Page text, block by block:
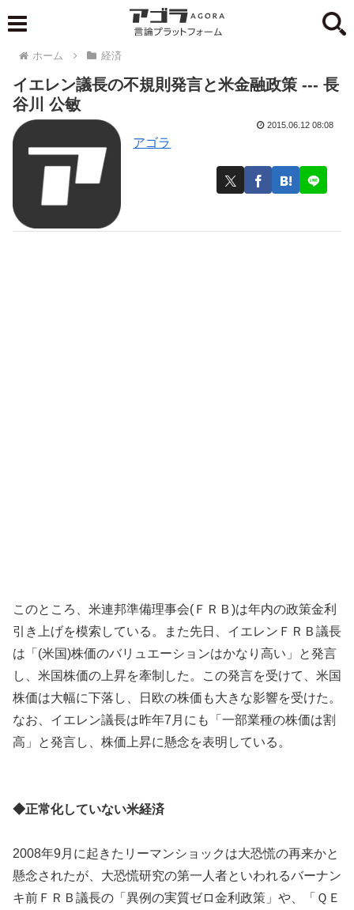
ホーム 経済
イエレン議長の不規則発言と米金融政策 --- 長
谷川 公敏
アゴラ
2015.06.12 08:08
このところ、米連邦準備理事会(ＦＲＢ)は年内の政策金利
引き上げを模索している。また先日、イエレンＦＲＢ議長
は「(米国)株価のバリュエーションはかなり高い」と発言
し、米国株価の上昇を牽制した。この発言を受けて、米国
株価は大幅に下落し、日欧の株価も大きな影響を受けた。
なお、イエレン議長は昨年7月にも「一部業種の株価は割
高」と発言し、株価上昇に懸念を表明している。
◆正常化していない米経済
2008年9月に起きたリーマンショックは大恐慌の再来かと
懸念されたが、大恐慌研究の第一人者といわれるバーナン
キ前ＦＲＢ議長の「異例の実質ゼロ金利政策」や、「ＱＥ